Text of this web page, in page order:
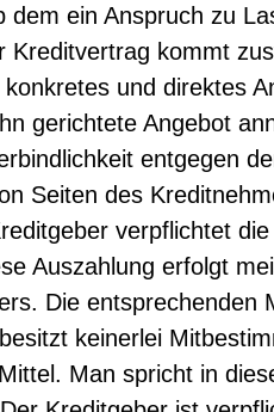
ein Anspruch zu
Kreditvertrag kommt
und direktes
gerichtete Angebot
entgegen
Seiten des
verpflichtet
Auszahlung erfolgt
Die entsprechenden
keinerlei
Man spricht in